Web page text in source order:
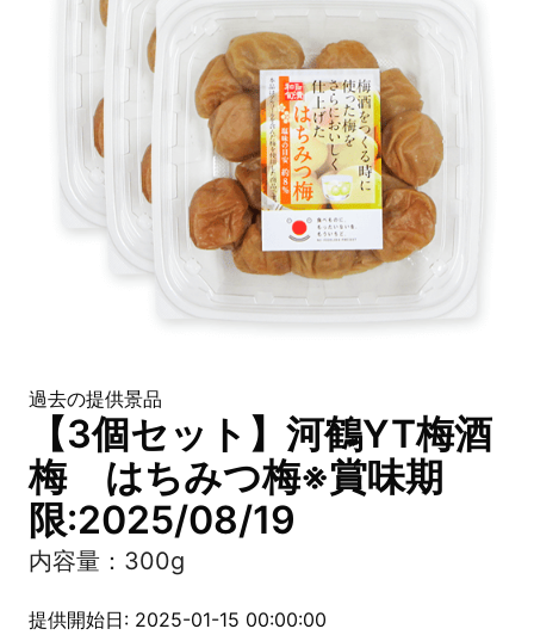
過去の提供景品
【3個セット】河鶴YT梅酒
梅 はちみつ梅※賞味期
限:2025/08/19
内容量：300g
提供開始日: 2025-01-15 00:00:00